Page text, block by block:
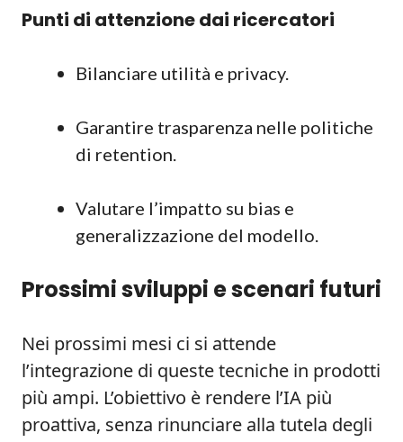
Punti di attenzione dai ricercatori
Bilanciare utilità e privacy.
Garantire trasparenza nelle politiche
di retention.
Valutare l’impatto su bias e
generalizzazione del modello.
Prossimi sviluppi e scenari futuri
Nei prossimi mesi ci si attende
l’integrazione di queste tecniche in prodotti
più ampi. L’obiettivo è rendere l’IA più
proattiva, senza rinunciare alla tutela degli